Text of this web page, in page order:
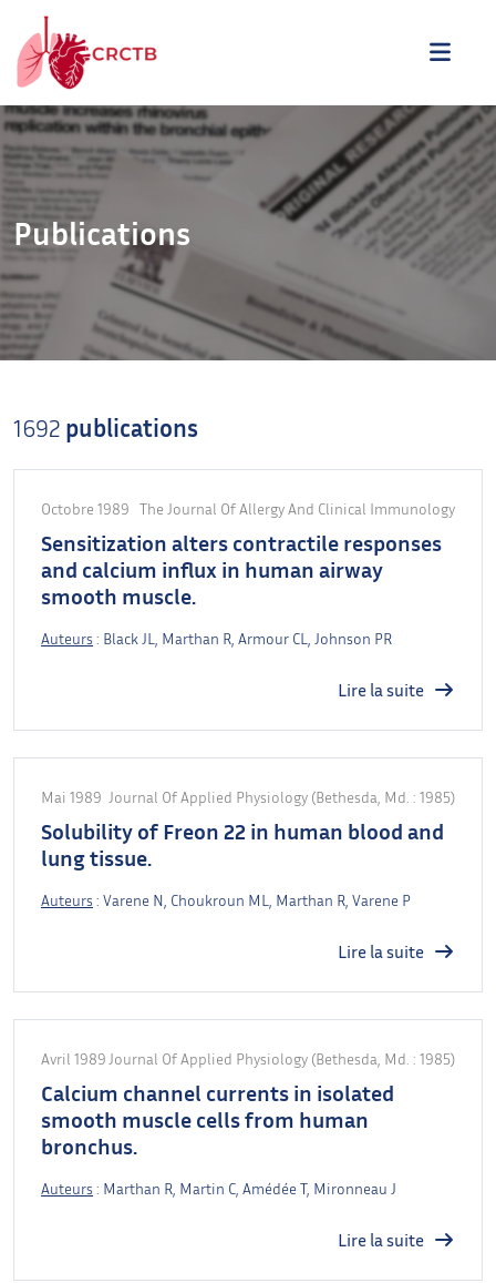
Aller au contenu
Publications
1692 publications
Octobre 1989 The Journal Of Allergy And Clinical Immunology
Sensitization alters contractile responses
and calcium influx in human airway
smooth muscle.
Auteurs : Black JL, Marthan R, Armour CL, Johnson PR
Lire la suite
Mai 1989 Journal Of Applied Physiology (Bethesda, Md. : 1985)
Solubility of Freon 22 in human blood and
lung tissue.
Auteurs : Varene N, Choukroun ML, Marthan R, Varene P
Lire la suite
Avril 1989 Journal Of Applied Physiology (Bethesda, Md. : 1985)
Calcium channel currents in isolated
smooth muscle cells from human
bronchus.
Auteurs : Marthan R, Martin C, Amédée T, Mironneau J
Lire la suite